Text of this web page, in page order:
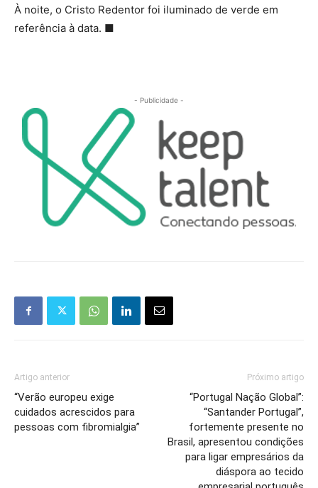
À noite, o Cristo Redentor foi iluminado de verde em
referência à data. ■
- Publicidade -
Artigo anterior
“Verão europeu exige
cuidados acrescidos para
pessoas com fibromialgia”
Próximo artigo
“Portugal Nação Global”:
“Santander Portugal”,
fortemente presente no
Brasil, apresentou condições
para ligar empresários da
diáspora ao tecido